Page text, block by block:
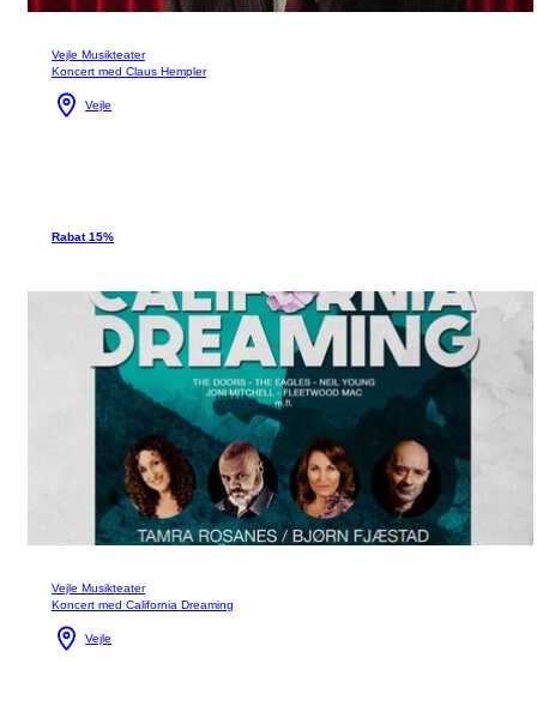
Vejle Musikteater
Koncert med Claus Hempler
Vejle
Rabat 15%
Vejle Musikteater
Koncert med California Dreaming
Vejle